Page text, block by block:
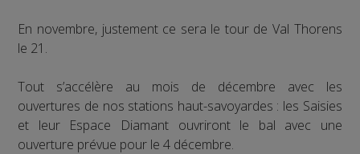
En novembre, justement ce sera le tour de Val Thorens
le 21.
Tout s’accélère au mois de décembre avec les
ouvertures de nos stations haut-savoyardes : les Saisies
et leur Espace Diamant ouvriront le bal avec une
ouverture prévue pour le 4 décembre.